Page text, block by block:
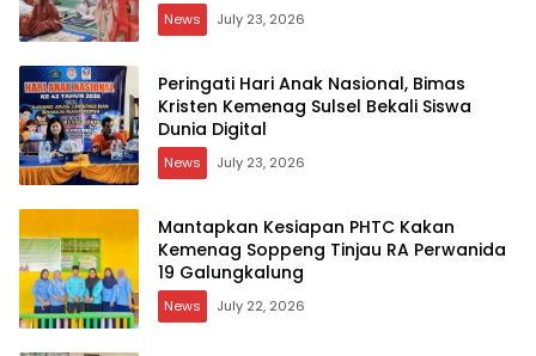
News July 23, 2026
Peringati Hari Anak Nasional, Bimas
Kristen Kemenag Sulsel Bekali Siswa
Dunia Digital
News July 23, 2026
Mantapkan Kesiapan PHTC Kakan
Kemenag Soppeng Tinjau RA Perwanida
19 Galungkalung
News July 22, 2026